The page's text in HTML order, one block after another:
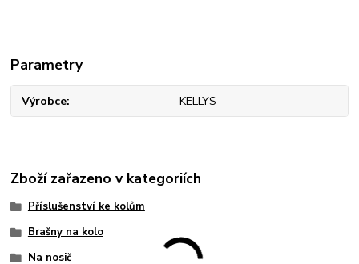
Parametry
Výrobce KELLYS
Zboží zařazeno v kategoriích
Příslušenství ke kolům
Brašny na kolo
Na nosič